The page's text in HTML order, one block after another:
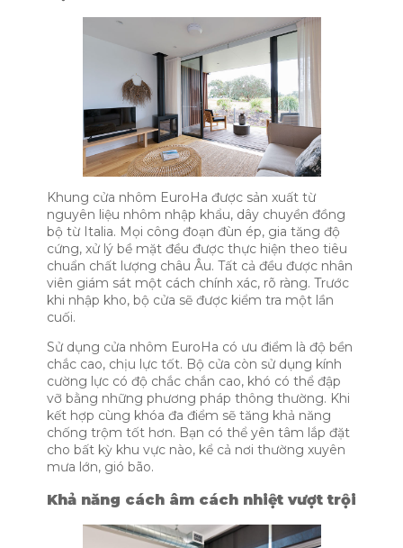
Khung cửa nhôm EuroHa được sản xuất từ
nguyên liệu nhôm nhập khẩu, dây chuyền đồng
bộ từ Italia. Mọi công đoạn đùn ép, gia tăng độ
cứng, xử lý bề mặt đều được thực hiện theo tiêu
chuẩn chất lượng châu Âu. Tất cả đều được nhân
viên giám sát một cách chính xác, rõ ràng. Trước
khi nhập kho, bộ cửa sẽ được kiểm tra một lần
cuối.
Sử dụng cửa nhôm EuroHa có ưu điểm là độ bền
chắc cao, chịu lực tốt. Bộ cửa còn sử dụng kính
cường lực có độ chắc chắn cao, khó có thể đập
vỡ bằng những phương pháp thông thường. Khi
kết hợp cùng khóa đa điểm sẽ tăng khả năng
chống trộm tốt hơn. Bạn có thể yên tâm lắp đặt
cho bất kỳ khu vực nào, kể cả nơi thường xuyên
mưa lớn, gió bão.
Khả năng cách âm cách nhiệt vượt trội